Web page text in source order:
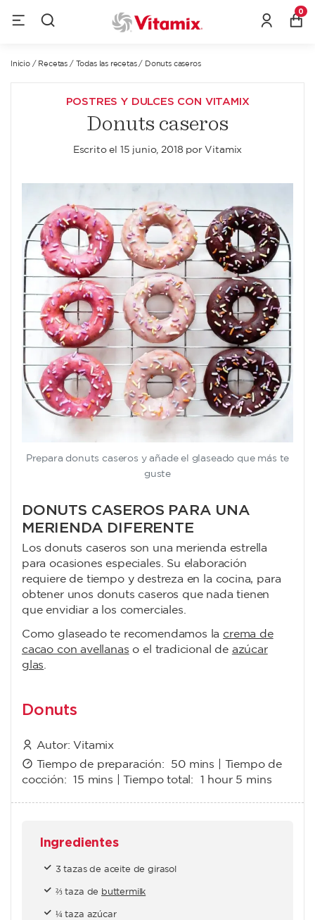
0
Inicio/ Recetas / Todas las recetas/ Donuts caseros
POSTRES Y DULCES CON VITAMIX
Donuts caseros
Escrito el 15 junio, 2018 por Vitamix
Prepara donuts caseros y añade el glaseado que más te
guste
DONUTS CASEROS PARA UNA
MERIENDA DIFERENTE
Los donuts caseros son una merienda estrella
para ocasiones especiales. Su elaboración
requiere de tiempo y destreza en la cocina, para
obtener unos donuts caseros que nada tienen
que envidiar a los comerciales.
Como glaseado te recomendamos la crema de
cacao con avellanas o el tradicional de azúcar
glas.
Donuts
Autor: Vitamix
Tiempo de preparación: 50 mins | Tiempo de
cocción:15 mins | Tiempo total: 1 hour 5 mins
Ingredientes
3 tazas de aceite de girasol
⅔ taza de buttermilk
¼ taza azúcar